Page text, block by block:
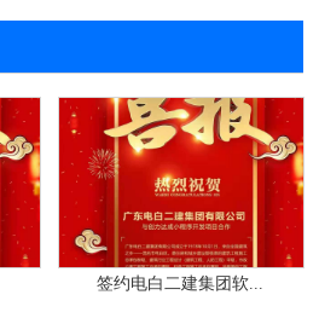
签约电白二建集团软...